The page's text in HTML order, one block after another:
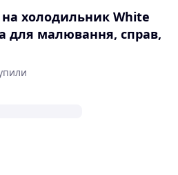
холодильник White
для малювання, справ,